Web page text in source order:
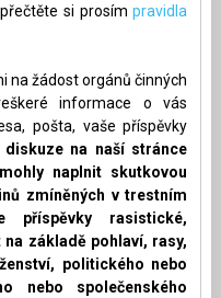
si prosímpravidla
na žádost orgánů činných
informace o vás
pošta, vaše příspěvky
na naší stránce
naplnit skutkovou
zmíněných v trestním
příspěvky rasistické,
základě pohlaví, rasy,
politického nebo
nebo společenského